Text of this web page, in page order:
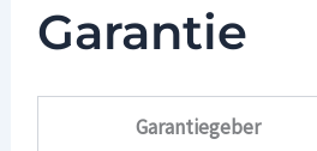
Garantie
Garantiegeber